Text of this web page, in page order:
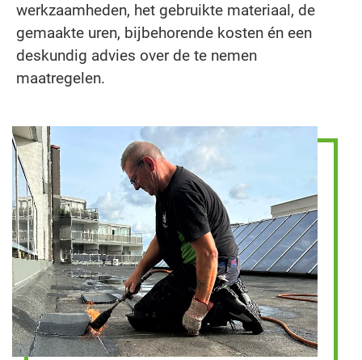
werkzaamheden, het gebruikte materiaal, de
gemaakte uren, bijbehorende kosten én een
deskundig advies over de te nemen
maatregelen.